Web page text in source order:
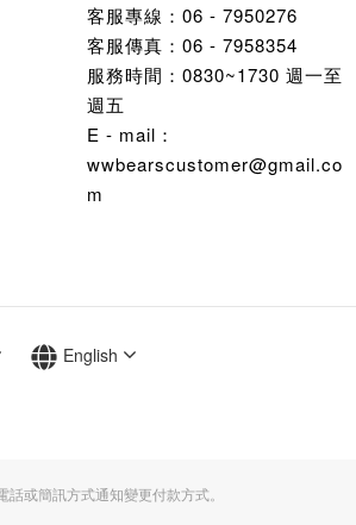
客服專線：06 - 7950276
客服傳真：06 - 7958354
服務時間：0830~1730 週一至
週五
E - mail：
wwbearscustomer@gmail.co
m
English
或簡訊方式通知變更付款方式。